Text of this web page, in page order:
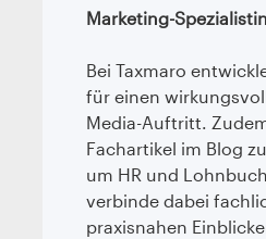
Marketing-Spezialistin
Bei Taxmaro
für einen
Media-Auftritt.
Fachartikel im Blog
um HR und
verbinde dabei
praxisnahen